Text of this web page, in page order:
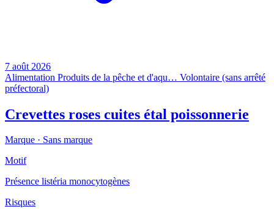
7 août 2026
Alimentation Produits de la pêche et d'aqu… Volontaire (sans arrêté
préfectoral)
Crevettes roses cuites étal poissonnerie
Marque · Sans marque
Motif
Présence listéria monocytogènes
Risques